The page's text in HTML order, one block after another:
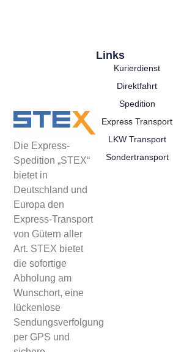
Die Express-
Spedition „STEX“
bietet in
Deutschland und
Europa den
Express-Transport
von Gütern aller
Art. STEX bietet
die sofortige
Abholung am
Wunschort, eine
lückenlose
Sendungsverfolgung
per GPS und
Links
Kurierdienst
Direktfahrt
Spedition
Express Transport
LKW Transport
Sondertransport